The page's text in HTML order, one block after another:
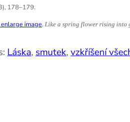
178–179.
image. Like a spring flower rising into
Láska, smutek, vzkříšení